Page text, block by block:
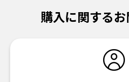
購入に関する